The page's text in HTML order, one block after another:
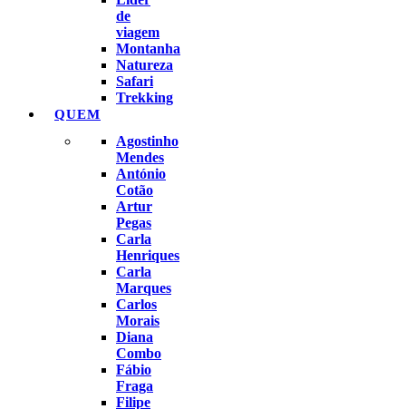
de
viagem
Montanha
Natureza
Safari
Trekking
QUEM
Agostinho
Mendes
António
Cotão
Artur
Pegas
Carla
Henriques
Carla
Marques
Carlos
Morais
Diana
Combo
Fábio
Fraga
Filipe